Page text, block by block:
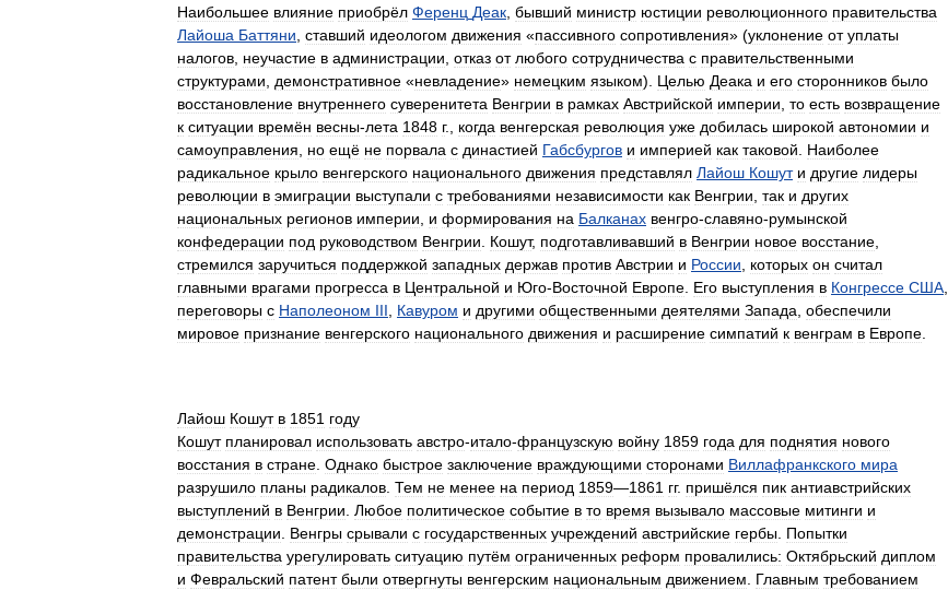
Наибольшее влияние приобрёл Ференц Деак, бывший министр юстиции революционного правительства
Лайоша Баттяни, ставший идеологом движения «пассивного сопротивления» (уклонение от уплаты
налогов, неучастие в администрации, отказ от любого сотрудничества с правительственными
структурами, демонстративное «невладение» немецким языком). Целью Деака и его сторонников было
восстановление внутреннего суверенитета Венгрии в рамках Австрийской империи, то есть возвращение
к ситуации времён весны-лета 1848 г., когда венгерская революция уже добилась широкой автономии и
самоуправления, но ещё не порвала с династией Габсбургов и империей как таковой. Наиболее
радикальное крыло венгерского национального движения представлял Лайош Кошут и другие лидеры
революции в эмиграции выступали с требованиями независимости как Венгрии, так и других
национальных регионов империи, и формирования на Балканах венгро-славяно-румынской
конфедерации под руководством Венгрии. Кошут, подготавливавший в Венгрии новое восстание,
стремился заручиться поддержкой западных держав против Австрии и России, которых он считал
главными врагами прогресса в Центральной и Юго-Восточной Европе. Его выступления в Конгрессе США,
переговоры с Наполеоном III, Кавуром и другими общественными деятелями Запада, обеспечили
мировое признание венгерского национального движения и расширение симпатий к венграм в Европе.
Лайош Кошут в 1851 году
Кошут планировал использовать австро-итало-французскую войну 1859 года для поднятия нового
восстания в стране. Однако быстрое заключение враждующими сторонами Виллафранкского мира
разрушило планы радикалов. Тем не менее на период 1859—1861 гг. пришёлся пик антиавстрийских
выступлений в Венгрии. Любое политическое событие в то время вызывало массовые митинги и
демонстрации. Венгры срывали с государственных учреждений австрийские гербы. Попытки
правительства урегулировать ситуацию путём ограниченных реформ провалились: Октябрьский диплом
и Февральский патент были отвергнуты венгерским национальным движением. Главным требованием